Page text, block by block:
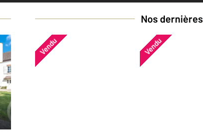
Nos dernières
Vendu Vendu